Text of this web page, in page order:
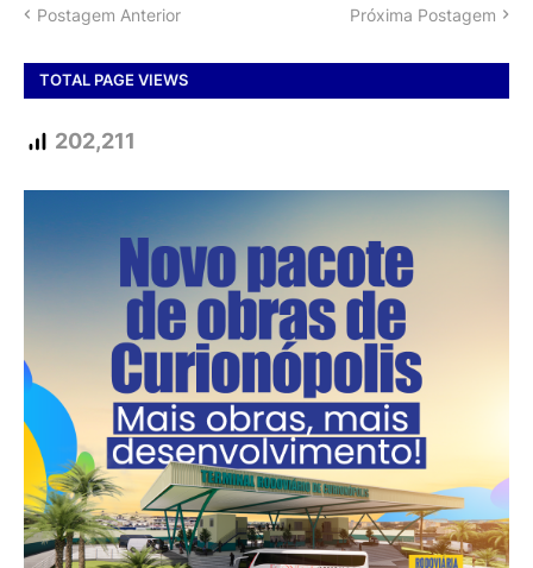
Postagem Anterior Próxima Postagem
TOTAL PAGE VIEWS
202,211